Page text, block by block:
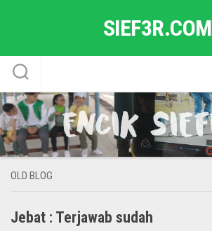
SIEF3R.COM
OLD BLOG
Jebat : Terjawab sudah